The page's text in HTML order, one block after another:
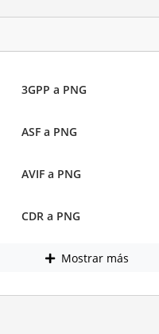
3GPP a PNG
ASF a PNG
AVIF a PNG
CDR a PNG
Mostrar más